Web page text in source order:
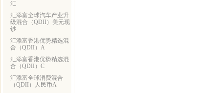
汇
汇添富全球汽车产业升
级混合（QDII）美元现
钞
汇添富香港优势精选混
合（QDII）A
汇添富香港优势精选混
合（QDII）C
汇添富全球消费混合
（QDII）人民币A